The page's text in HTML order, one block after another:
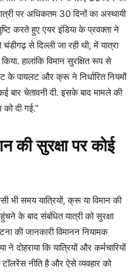
पर अधिकतम 30 दिनों का अस्थायी
करते हुए एयर इंडिया के प्रवक्ता ने
से दिल्ली जा रही थी, में यात्रा
हालांकि विमान सुरक्षित रूप से
के पायलट और क्रू ने निर्धारित नियमों
बार चेतावनी दी. इसके बाद मामले की
को दी गई.”
की सुरक्षा पर कोई
भी समय यात्रियों, क्रू या विमान की
के बाद संबंधित यात्री को सुरक्षा
की जानकारी विमानन नियामक
दोहराया कि यात्रियों और कर्मचारियों
नीति है और ऐसे व्यवहार को